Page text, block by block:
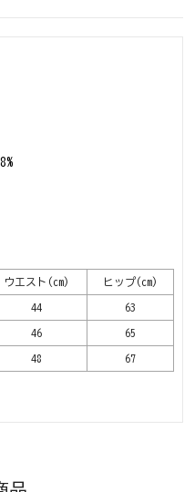
ウエスト(cm) ヒップ(cm)
44 63
46 65
48 67